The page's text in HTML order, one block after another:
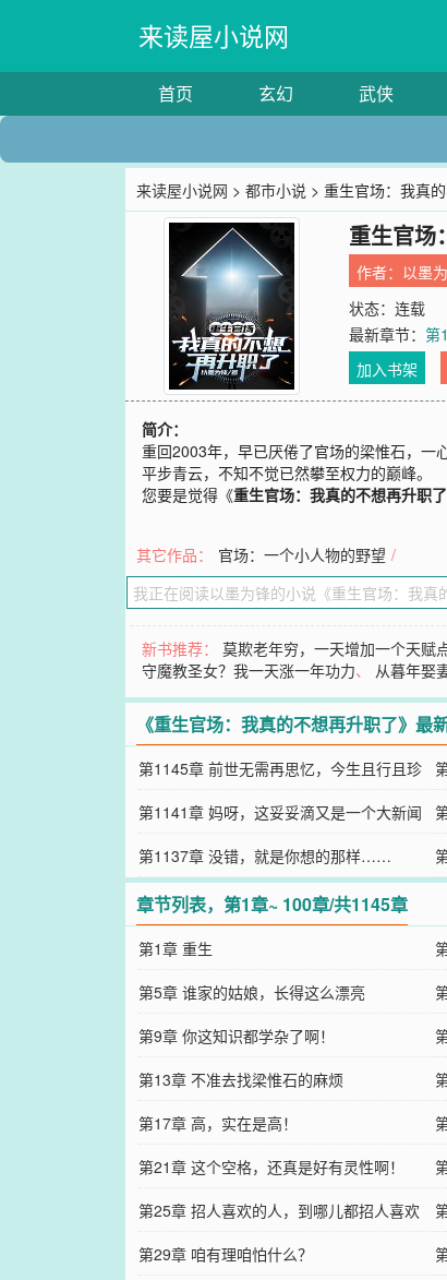
来读屋小说网
首页 玄幻 武侠
来读屋小说网 >都市小说 > 重生官场：我真
重生官场
作者： 以墨
状态：连载
最新章节：第
加入书架
简介：
重回2003年，早已厌倦了官场的梁惟石，
平步青云，不知不觉已然攀至权力的巅峰。
您要是觉得《重生官场：我真的不想再升职了
其它作品： 官场：一个小人物的野望 /
新书推荐：莫欺老年穷，一天增加一个天赋
守魔教圣女？我一天涨一年功力、 从暮年娶
《重生官场：我真的不想再升职了》最
第1145章 前世无需再思忆，今生且行且珍
惜
第1141章 妈呀，这妥妥滴又是一个大新闻
啊！
第1137章 没错，就是你想的那样……
章节列表，第1章~ 100章/共1145章
第1章 重生
第5章 谁家的姑娘，长得这么漂亮
第9章 你这知识都学杂了啊！
第13章 不准去找梁惟石的麻烦
第17章 高，实在是高！
第21章 这个空格，还真是好有灵性啊！
第25章 招人喜欢的人，到哪儿都招人喜欢
第29章 咱有理咱怕什么？